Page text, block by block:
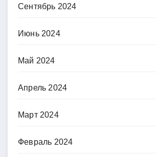
Сентябрь 2024
Июнь 2024
Май 2024
Апрель 2024
Март 2024
Февраль 2024